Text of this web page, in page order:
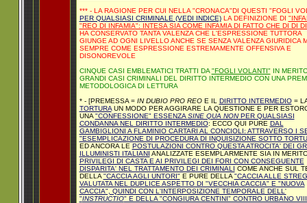
*** - LA RAGIONE PER CUI NELLA "CRONACA"DI QUESTI "FOGLI
PER QUALSIASI CRIMINALE (VEDI INDICE)LA DEFINIZIONE DI
"REO DI INFAMIA": INTESA SIA COME INFAMIA DI FATTO CHE DI DI
HA CONSERVATO TANTA VALENZA CHE L'ESPRESSIONE TUTTORA
GIUNGE AD OGNI LIVELLO ANCHE SE SENZA VALENZA GIURIDICA
SEMPRE COME ESPRESSIONE ESTREMAMENTE OFFENSIVA E
DISONOREVOLE
CINQUE CASI EMBLEMATICI TRATTI DA "FOGLI VOLANTI"IN
GRANDI CASI CRIMINALI DEL DIRITTO INTERMEDIO CON UNA
METODOLOGICA DI LETTURA
* - [PREMESSA = IN DUBIO PRO REOE IL DIRITTO INTERMEDIO=
TORTURAUN MODO PER AGGIRARE LA QUESTIONE E PER
UNA "CONFESSIONE" ESSENZA SINE QUA NONPER QUALSIASI
CONDANNA NEL DIRITTO INTERMEDIO: ECCO QUI PURE DAL
GAMBIGLIONI A FLAMINIO CARTARI AL CONCIOLI: ATTRAVERSO I
"ESEMPLICAZIONE DI PROCEDURA DI INQUISIZIONE SOTTO
ED ANCORA LE POSTULAZIONI CONTRO QUESTA ATROCITA' DEI
ILLUMINISTI ITALIANI ANALIZZATE ESEMPLARMENTE SIA IN
PRIVILEGI DI CASTA E AI PRIVILEGI DEI FORI CON CONSEGUENTE
DISPARITA' NEL TRATTAMENTO DEI CRIMINALI COME ANCHE SUL
DELLA "CACCIA AGLI UNTORI"E PURE DELLA "CACCIA ALLE
VALUTATA NEL DUPLICE ASPETTO DI "VECCHIA CACCIA" E "NUOVA
CACCIA", QUINDI CON L'INTERPOSIZIONE TEMPORALE DELL'
"INSTRUCTIO" E DELLA "CONGIURA CENTINI" CONTRO URBANO